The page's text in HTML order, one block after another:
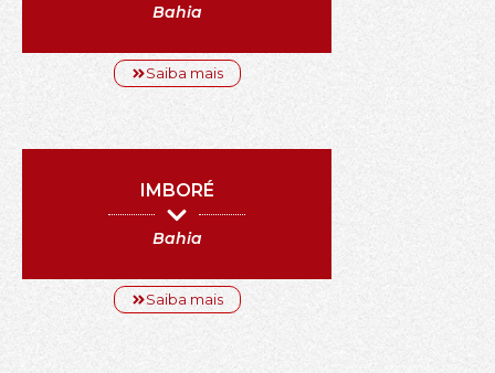
Bahia
Saiba mais
IMBORÉ
Bahia
Saiba mais